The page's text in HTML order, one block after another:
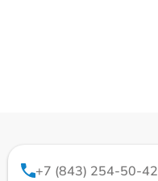
+7 (843) 254-50-42